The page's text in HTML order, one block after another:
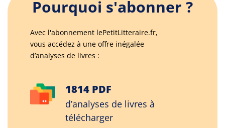
Pourquoi s'abonner ?
Avec l'abonnement lePetitLitteraire.fr,
vous accédez à une offre inégalée
d’analyses de livres :
1814 PDF
d’analyses de livres à
télécharger